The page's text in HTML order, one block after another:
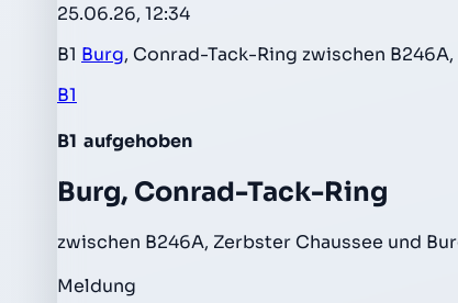
25.06.26, 12:34
B1 Burg, Conrad-Tack-Ring zwischen
B1
B1 aufgehoben
Burg, Conrad-Tack-Ring
zwischen B246A, Zerbster Chaussee und
Meldung